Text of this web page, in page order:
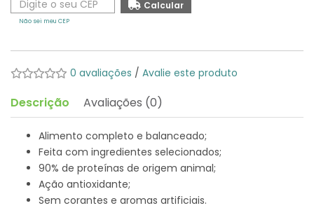
Não sei meu CEP
0 avaliações / Avalie este produto
Descrição Avaliações (0)
Alimento completo e balanceado;
Feita com ingredientes selecionados;
90% de proteínas de origem animal;
Ação antioxidante;
Sem corantes e aromas artificiais.